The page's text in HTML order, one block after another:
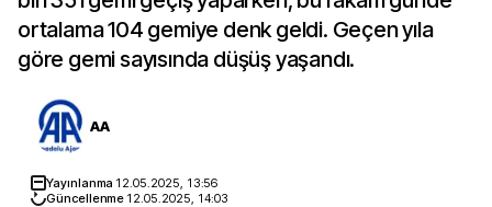
ortalama 104 gemiye denk geldi. Geçen yıla
göre gemi sayısında düşüş yaşandı.
AA
Yayınlanma 12.05.2025, 13:56
Güncellenme 12.05.2025, 14:03